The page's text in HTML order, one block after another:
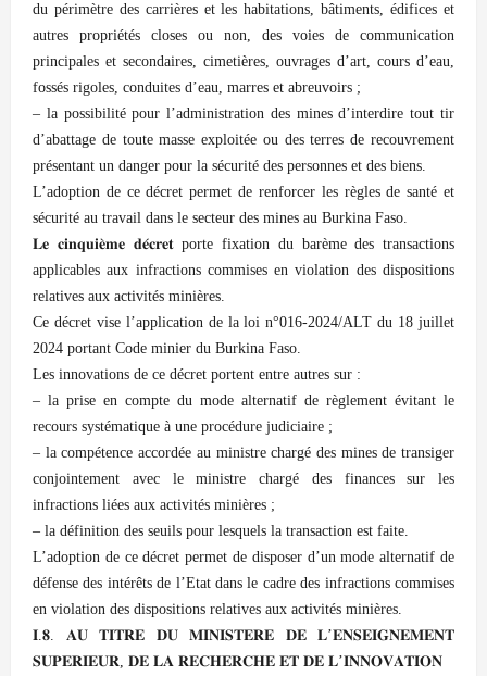
du périmètre des carrières et les habitations, bâtiments, édifices et
autres propriétés closes ou non, des voies de communication
principales et secondaires, cimetières, ouvrages d’art, cours d’eau,
fossés rigoles, conduites d’eau, marres et abreuvoirs ;
– la possibilité pour l’administration des mines d’interdire tout tir
d’abattage de toute masse exploitée ou des terres de recouvrement
présentant un danger pour la sécurité des personnes et des biens.
L’adoption de ce décret permet de renforcer les règles de santé et
sécurité au travail dans le secteur des mines au Burkina Faso.
𝐋𝐞 𝐜𝐢𝐧𝐪𝐮𝐢𝐞̀𝐦𝐞 𝐝𝐞́𝐜𝐫𝐞𝐭 porte fixation du barème des transactions
applicables aux infractions commises en violation des dispositions
relatives aux activités minières.
Ce décret vise l’application de la loi n°016-2024/ALT du 18 juillet
2024 portant Code minier du Burkina Faso.
Les innovations de ce décret portent entre autres sur :
– la prise en compte du mode alternatif de règlement évitant le
recours systématique à une procédure judiciaire ;
– la compétence accordée au ministre chargé des mines de transiger
conjointement avec le ministre chargé des finances sur les
infractions liées aux activités minières ;
– la définition des seuils pour lesquels la transaction est faite.
L’adoption de ce décret permet de disposer d’un mode alternatif de
défense des intérêts de l’Etat dans le cadre des infractions commises
en violation des dispositions relatives aux activités minières.
𝐈.𝟖. 𝐀𝐔 𝐓𝐈𝐓𝐑𝐄 𝐃𝐔 𝐌𝐈𝐍𝐈𝐒𝐓𝐄𝐑𝐄 𝐃𝐄 𝐋’𝐄𝐍𝐒𝐄𝐈𝐆𝐍𝐄𝐌𝐄𝐍𝐓
𝐒𝐔𝐏𝐄𝐑𝐈𝐄𝐔𝐑, 𝐃𝐄 𝐋𝐀 𝐑𝐄𝐂𝐇𝐄𝐑𝐂𝐇𝐄 𝐄𝐓 𝐃𝐄 𝐋’𝐈𝐍𝐍𝐎𝐕𝐀𝐓𝐈𝐎𝐍